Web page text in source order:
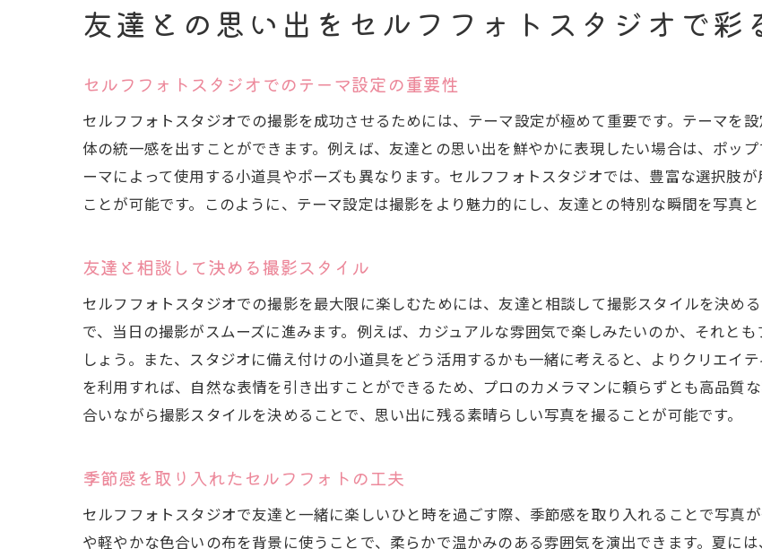
友情を記録するためのデジタルアーカイブ
思い出を永遠にするための保存法
セルフフォトスタジオで友達との時間を永遠にす
セルフフォトスタジオでの思い出の保管方法
友達と共に時間を超えて楽しむ写真の活用
セルフフォトスタジオでの思い出のデジタル化
写真を通じて友情を深める方法
友達との思い出をセルフフォトスタジオで彩
セルフフォトスタジオでのテーマ設定の重要性
セルフフォトスタジオでの撮影を成功させるためには、テーマ設定が極めて重要です。テーマを
体の統一感を出すことができます。例えば、友達との思い出を鮮やかに表現したい場合は、ポッ
ーマによって使用する小道具やポーズも異なります。セルフフォトスタジオでは、豊富な選択肢
ことが可能です。このように、テーマ設定は撮影をより魅力的にし、友達との特別な瞬間を写真と
友達と相談して決める撮影スタイル
セルフフォトスタジオでの撮影を最大限に楽しむためには、友達と相談して撮影スタイルを決め
で、当日の撮影がスムーズに進みます。例えば、カジュアルな雰囲気で楽しみたいのか、それと
しょう。また、スタジオに備え付けの小道具をどう活用するかも一緒に考えると、よりクリエイ
を利用すれば、自然な表情を引き出すことができるため、プロのカメラマンに頼らずとも高品質
合いながら撮影スタイルを決めることで、思い出に残る素晴らしい写真を撮ることが可能です。
季節感を取り入れたセルフフォトの工夫
セルフフォトスタジオで友達と一緒に楽しいひと時を過ごす際、季節感を取り入れることで写真
や軽やかな色合いの布を背景に使うことで、柔らかで温かみのある雰囲気を演出できます。夏に